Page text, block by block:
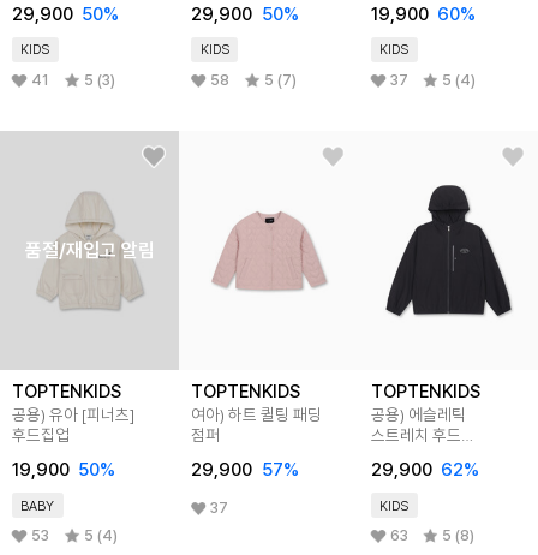
29,900 50%
KIDS
41 5 (3)
29,900 50%
KIDS
58 5 (7)
19,900 60%
KIDS
37 5 (4)
품절/재입고 알림
TOPTENKIDS
공용) 유아 [피너츠]
후드집업
19,900 50%
BABY
53 5 (4)
TOPTENKIDS
여아) 하트 퀼팅 패딩
점퍼
29,900 57%
37
TOPTENKIDS
공용) 에슬레틱
스트레치 후드
29,900 62%
KIDS
63 5 (8)